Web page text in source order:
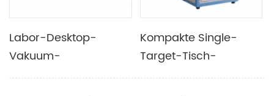
Labor-Desktop-
Vakuum-
Thermalverdampfungs-
Kompakte Single-
Target-Tisch-
Plasma-Magnetron-